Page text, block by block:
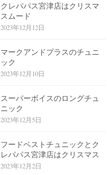
クレパパス宮津店はクリスマ
スムード
2023年12月12日
マークアンドプラスのチュニ
ック
2023年12月10日
スーパーボイスのロングチュ
ニック
2023年12月5日
フードベストチュニックとク
レパパス宮津店はクリスマス
2023年12月2日